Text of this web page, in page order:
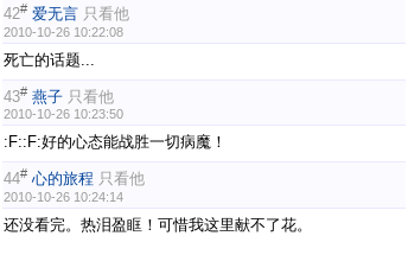
42# 爱无言 只看他
2010-10-26 10:22:08
死亡的话题...
43# 燕子 只看他
2010-10-26 10:23:50
:F::F:好的心态能战胜一切病魔！
44# 心的旅程 只看他
2010-10-26 10:24:14
还没看完。热泪盈眶！可惜我这里献不了花。